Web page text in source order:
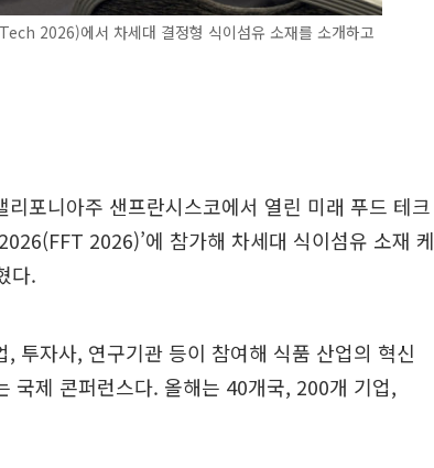
2026)에서 차세대 결정형 식이섬유 소재를 소개하고
포니아주 샌프란시스코에서 열린 미래 푸드 테크
2026)’에 참가해 차세대 식이섬유 소재 케
다.
투자사, 연구기관 등이 참여해 식품 산업의 혁신
국제 콘퍼런스다. 올해는 40개국, 200개 기업,